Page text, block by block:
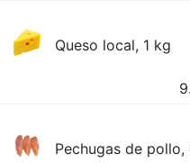
Queso local, 1 kg
Pechugas de pollo,